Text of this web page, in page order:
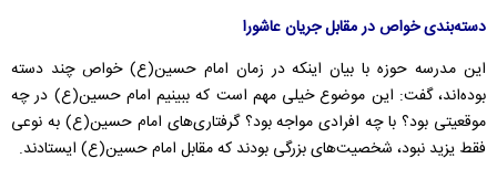
دسته‌بندی خواص در مقابل جریان عاشورا
این مدرسه حوزه با بیان اینکه در زمان امام حسین(ع) خواص چند دسته
بوده‌اند، گفت: این موضوع خیلی مهم است که ببینیم امام حسین(ع) در چه
موقعیتی بود؟ با چه افرادی مواجه بود؟ گرفتاری‌های امام حسین(ع) به نوعی
فقط یزید نبود، شخصیت‌های بزرگی بودند که مقابل امام حسین(ع) ایستادند.